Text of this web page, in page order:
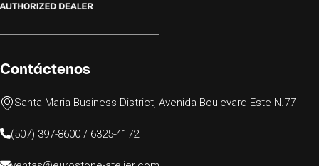
Contáctenos
Santa Maria Business District, Avenida Boulevard Este N.77
(507) 397-8600 / 6325-4172